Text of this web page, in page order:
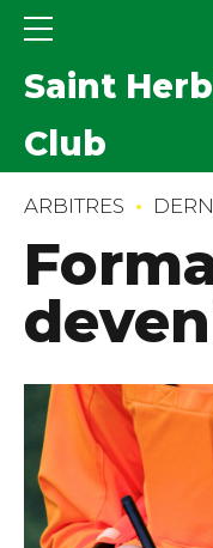
Saint
Club
ARBITRES